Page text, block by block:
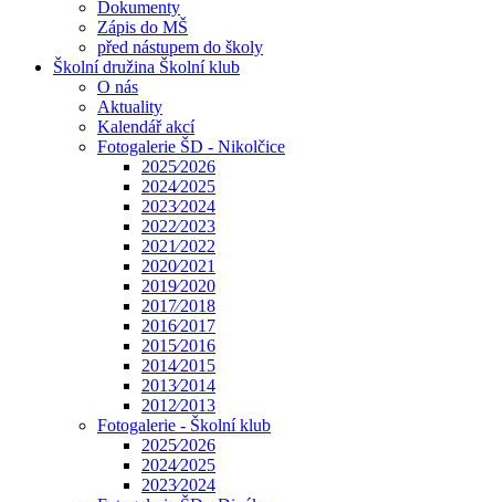
Dokumenty
Zápis do MŠ
před nástupem do školy
Školní družina Školní klub
O nás
Aktuality
Kalendář akcí
Fotogalerie ŠD - Nikolčice
2025⁄2026
2024⁄2025
2023⁄2024
2022⁄2023
2021⁄2022
2020⁄2021
2019⁄2020
2017⁄2018
2016⁄2017
2015⁄2016
2014⁄2015
2013⁄2014
2012⁄2013
Fotogalerie - Školní klub
2025⁄2026
2024⁄2025
2023⁄2024